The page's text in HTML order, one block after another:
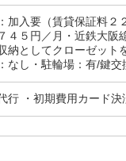
入要（賃貸保証料２
５円／月・近鉄大阪
としてクローゼット
し・駐輪場：有/鍵交
行 ・初期費用カード